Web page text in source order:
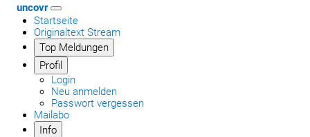
uncovr
Startseite
Originaltext Stream
Top Meldungen
Profil
Login
Neu anmelden
Passwort vergessen
Mailabo
Info